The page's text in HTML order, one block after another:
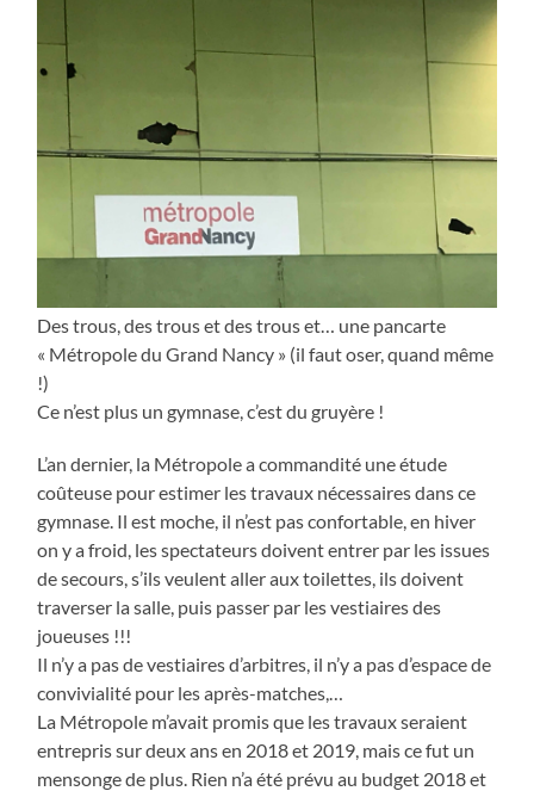
Des trous, des trous et des trous et… une pancarte
« Métropole du Grand Nancy » (il faut oser, quand même
!)
Ce n’est plus un gymnase, c’est du gruyère !
L’an dernier, la Métropole a commandité une étude
coûteuse pour estimer les travaux nécessaires dans ce
gymnase. Il est moche, il n’est pas confortable, en hiver
on y a froid, les spectateurs doivent entrer par les issues
de secours, s’ils veulent aller aux toilettes, ils doivent
traverser la salle, puis passer par les vestiaires des
joueuses !!!
Il n’y a pas de vestiaires d’arbitres, il n’y a pas d’espace de
convivialité pour les après-matches,…
La Métropole m’avait promis que les travaux seraient
entrepris sur deux ans en 2018 et 2019, mais ce fut un
mensonge de plus. Rien n’a été prévu au budget 2018 et